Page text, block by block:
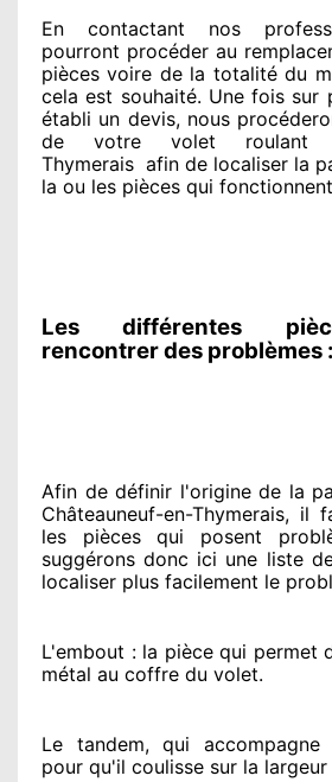
En contactant nos
pourront procéder au
pièces voire de la totalitédu
cela est souhaité. Une fois sur
établi un devis, nous
de votre volet roulant
Thymerais afin de localiser la
la ou les pièces qui
Les différentes
rencontrer des problèmes :
Afin de définir l'originede la
Châteauneuf-en-Thymerais, il
les pièces qui posent
suggérons donc ici une liste
localiser plus facilement le
L'embout : la pièce qui permet
métal au coffre du volet.
Le tandem, qui
pour qu'il coulisse sur la